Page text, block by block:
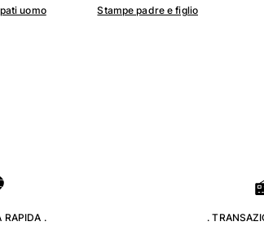
uomo Stampe padre e figlio
RAPIDA . .